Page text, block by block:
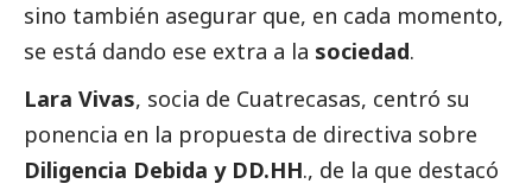
sino también asegurar que, en cada momento,
se está dando ese extra a la sociedad.
Lara Vivas, socia de Cuatrecasas, centró su
ponencia en la propuesta de directiva sobre
Diligencia Debida y DD.HH., de la que destacó